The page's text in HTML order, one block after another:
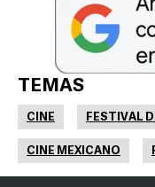
TEMAS
CINE FESTIVAL
CINE MEXICANO